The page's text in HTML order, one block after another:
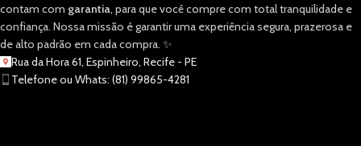
contam com garantia, para que você compre com total tranquilidade e
confiança. Nossa missão é garantir uma experiência segura, prazerosa e
de alto padrão em cada compra. ✨
Rua da Hora 61, Espinheiro, Recife - PE
Telefone ou Whats: (81) 99865-4281